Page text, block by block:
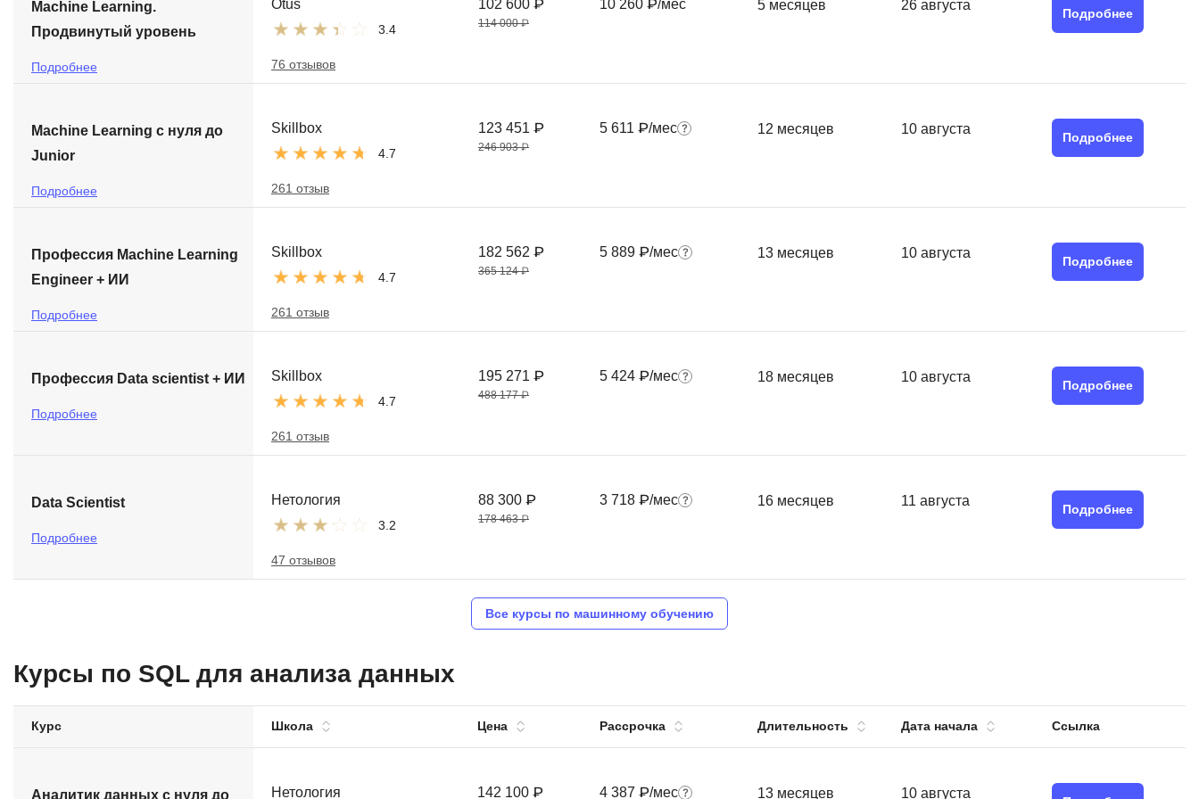
Machine Learning.
Продвинутый уровень
Подробнее
Otus
3.4
76 отзывов
102 600 ₽
114 000 ₽
10 260 ₽/мес 5 месяцев 26 августа
Подробнее
Machine Learning с нуля до
Junior
Подробнее
Skillbox
4.7
261 отзыв
123 451 ₽
246 903 ₽
5 611 ₽/мес 12 месяцев 10 августа
Подробнее
Профессия Machine Learning
Engineer + ИИ
Подробнее
Skillbox
4.7
261 отзыв
182 562 ₽
365 124 ₽
5 889 ₽/мес 13 месяцев 10 августа
Подробнее
Профессия Data scientist + ИИ
Подробнее
Skillbox
4.7
261 отзыв
195 271 ₽
488 177 ₽
5 424 ₽/мес 18 месяцев 10 августа
Подробнее
Data Scientist
Подробнее
Нетология
3.2
47 отзывов
88 300 ₽
178 463 ₽
3 718 ₽/мес 16 месяцев 11 августа
Подробнее
Все курсы по машинному обучению
Курсы по SQL для анализа данных
Курс Школа Цена Рассрочка Длительность Дата начала Ссылка
Аналитик данных с нуля до Нетология 142 100 ₽ 4 387 ₽/мес 13 месяцев 10 августа